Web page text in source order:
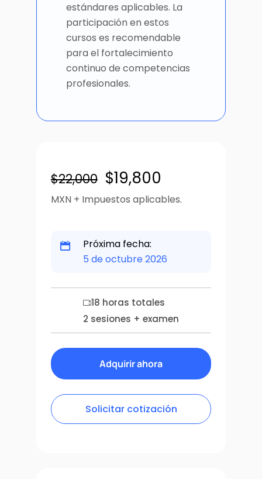
estándares aplicables. La
participación en estos
cursos es recomendable
para el fortalecimiento
continuo de competencias
profesionales.
$22,000 El
precio
era:
$22,000.
$19,800
precio
$19,800.
MXN + Impuestos aplicables.
Próxima fecha:
5 de octubre 2026
18 horas totales
2 sesiones + examen
Adquirir ahora
Solicitar cotización